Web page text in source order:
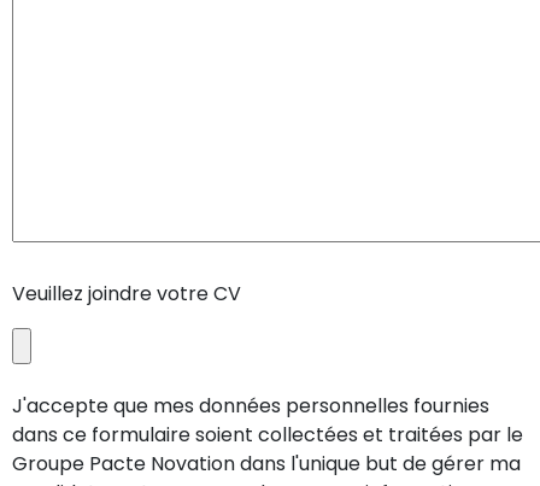
Veuillez joindre votre CV
J'accepte que mes données personnelles fournies
dans ce formulaire soient collectées et traitées par le
Groupe Pacte Novation dans l'unique but de gérer ma